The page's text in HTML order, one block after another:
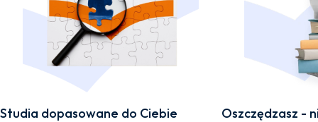
Studia dopasowane do Ciebie Oszczędzasz -